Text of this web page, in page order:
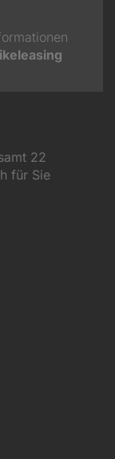
22
für Sie